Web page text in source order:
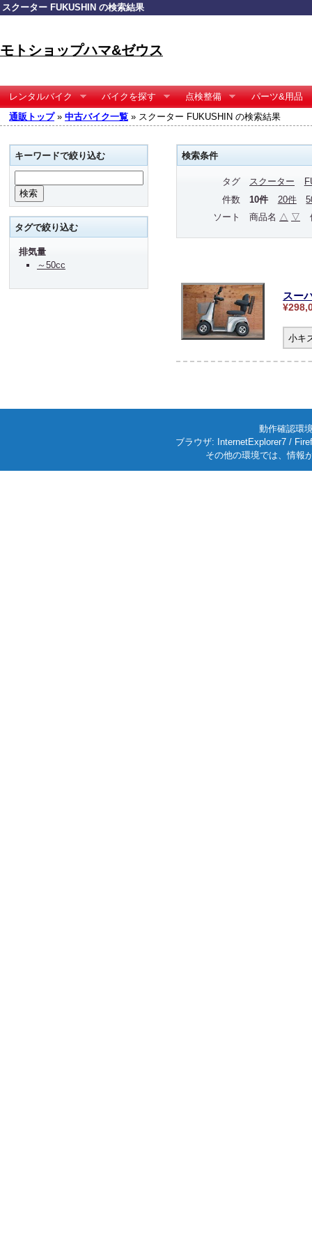
スクーター FUKUSHIN の検索結果
モトショップハマ&ゼウス
レンタルバイク バイクを探す 点検整備
パーツ&用品
通販トップ» 中古バイク一覧 » スクーター FUKUSHIN の検索結果
検索条件
タグ スクーター
件数
10件 20件
ソート
商品名 △ ▽
スー
小キ
キーワードで絞り込む
タグで絞り込む
排気量
～50cc
動作確認環
ブラウザ: InternetExplorer7 /
その他の環境では、情報